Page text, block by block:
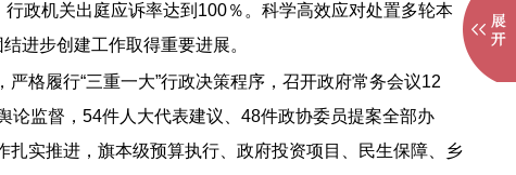
政机关出庭应诉率达到100％。科学高效应对处置多轮本
进步创建工作取得重要进展。
格履行“三重一大”行政决策程序，召开政府常务会议12
论监督，54件人大代表建议、48件政协委员提案全部办
实推进，旗本级预算执行、政府投资项目、民生保障、乡